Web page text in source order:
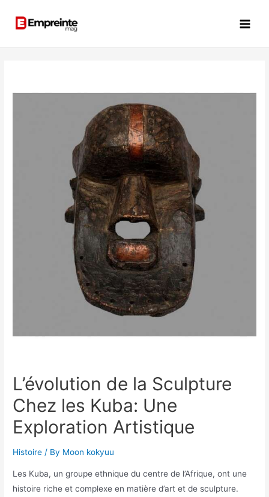
L’évolution de la Sculpture
Chez les Kuba: Une
Exploration Artistique
Histoire / By Moon kokyuu
Les Kuba, un groupe ethnique du centre de l’Afrique, ont une
histoire riche et complexe en matière d’art et de sculpture.